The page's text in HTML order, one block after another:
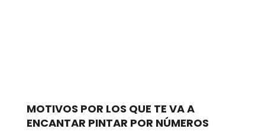
MOTIVOS POR LOS QUE TE VA A
ENCANTAR PINTAR POR NÚMEROS